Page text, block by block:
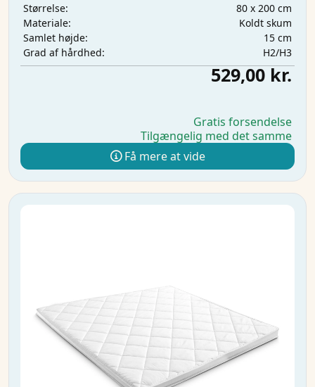
Størrelse:
80 x 200 cm
Materiale:
Koldt skum
Samlet højde:
15 cm
Grad af hårdhed:
H2/H3
529,00 kr.
Gratis forsendelse
Tilgængelig med det samme
Få mere at vide